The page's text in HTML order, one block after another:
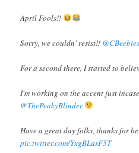
April Fools!!
Sorry, we couldn' resist!!
For a second there, I started to
I'm working on the accent just
@ThePeakyBlinder
Have a great day folks, thanks for
pic.twitter.com/YxgBLasF5T